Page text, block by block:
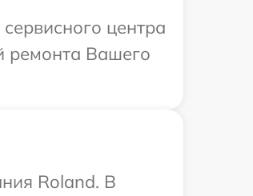
центра
ремонта Вашего
Roland. В